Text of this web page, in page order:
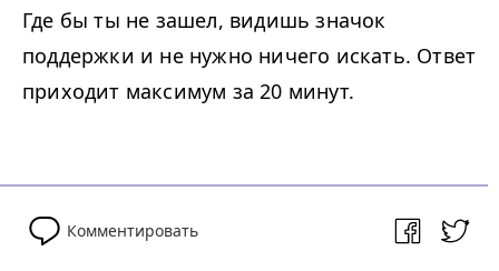
Где бы ты не зашел, видишь значок
поддержки и не нужно ничего искать. Ответ
приходит максимум за 20 минут.
Комментировать